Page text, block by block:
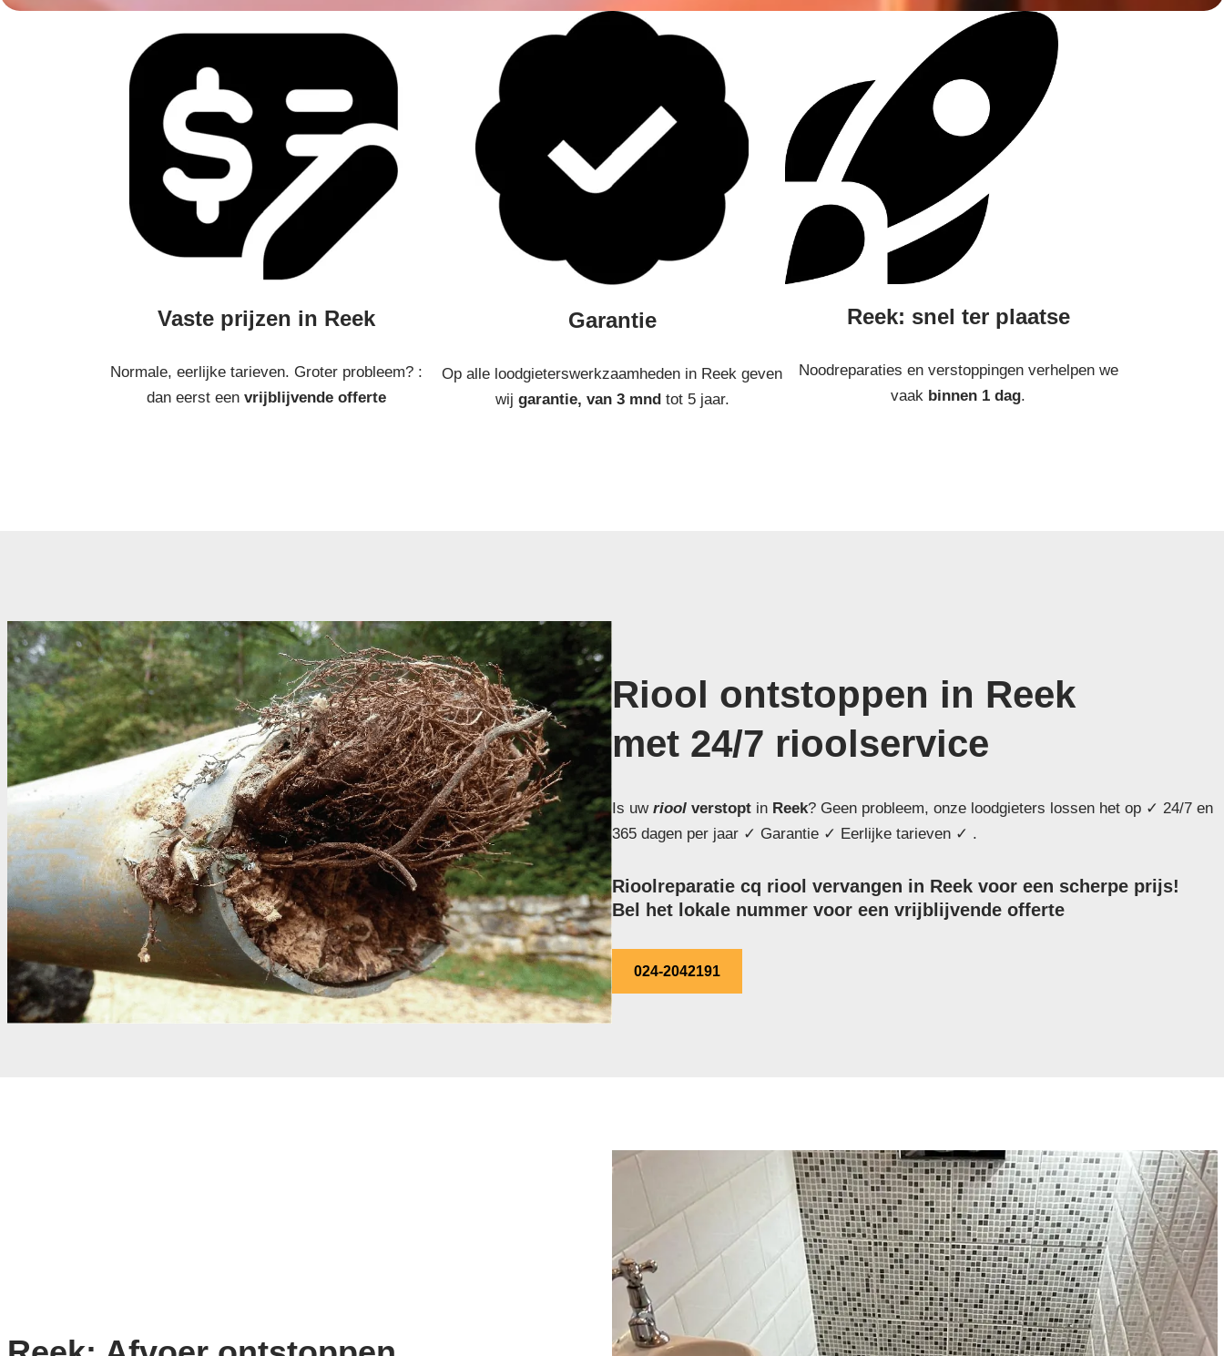
Vaste prijzen in Reek
Normale, eerlijke tarieven. Groter probleem? :
dan eerst een vrijblijvende offerte
Garantie
Op alle loodgieterswerkzaamheden in Reek geven
wij garantie, van 3 mndtot 5 jaar.
Reek: snel ter plaatse
Noodreparaties en verstoppingen verhelpen we
vaak binnen 1 dag.
Riool ontstoppen in Reek
met 24/7 rioolservice
Is uw riool verstopt in Reek? Geen probleem, onze loodgieters lossen het op ✓ 24/7 en
365 dagen per jaar ✓ Garantie ✓ Eerlijke tarieven ✓ .
Rioolreparatie cq riool vervangen in Reek voor een scherpe prijs!
Bel het lokale nummer voor een vrijblijvende offerte
024-2042191